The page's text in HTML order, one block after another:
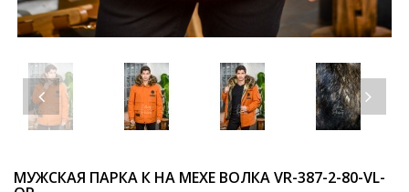
МУЖСКАЯ ПАРКА К НА МЕХЕ ВОЛКАVR-387-2-80-VL-